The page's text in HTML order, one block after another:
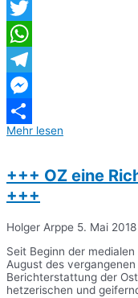
Facebook
Twitter
WhatsApp
Telegram
Messenger
Teilen
Mehr lesen
+++ OZ eine
+++
Holger Arppe 5. Mai 2018
Seit Beginn der
August des
Berichterstattung der
hetzerischen und